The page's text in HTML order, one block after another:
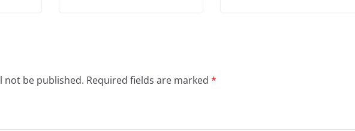
not be published. Required fields are marked *